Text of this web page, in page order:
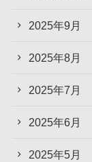
2025年9月
2025年8月
2025年7月
2025年6月
2025年5月